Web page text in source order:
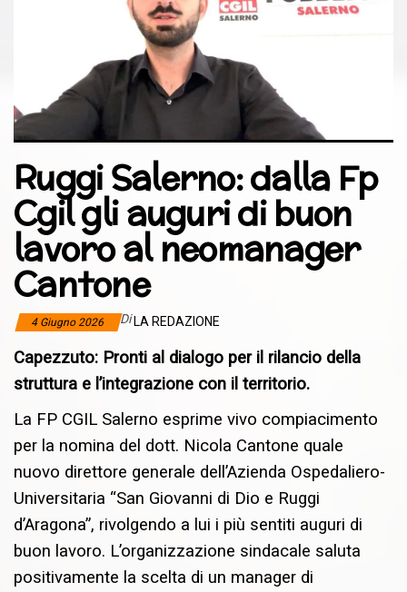
Ruggi Salerno: dalla Fp
Cgil gli auguri di buon
lavoro al neomanager
Cantone
4 Giugno 2026 Di LA REDAZIONE
Capezzuto: Pronti al dialogo per il rilancio della
struttura e l’integrazione con il territorio.
La FP CGIL Salerno esprime vivo compiacimento
per la nomina del dott. Nicola Cantone quale
nuovo direttore generale dell’Azienda Ospedaliero-
Universitaria “San Giovanni di Dio e Ruggi
d’Aragona”, rivolgendo a lui i più sentiti auguri di
buon lavoro. L’organizzazione sindacale saluta
positivamente la scelta di un manager di